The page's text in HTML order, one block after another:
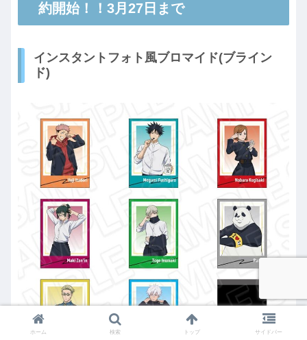
約開始！！3月27日まで
インスタントフォト風ブロマイド(ブライン
ド)
ホーム 検索 トップ サイドバー